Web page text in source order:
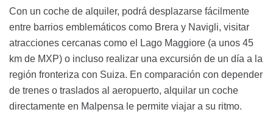
Con un coche de alquiler, podrá desplazarse fácilmente
entre barrios emblemáticos como Brera y Navigli, visitar
atracciones cercanas como el Lago Maggiore (a unos 45
km de MXP) o incluso realizar una excursión de un día a la
región fronteriza con Suiza. En comparación con depender
de trenes o traslados al aeropuerto, alquilar un coche
directamente en Malpensa le permite viajar a su ritmo.